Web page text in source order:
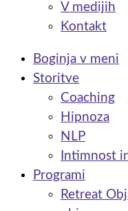
V medijih
Kontakt
Boginja v meni
Storitve
Coaching
Hipnoza
NLP
Intimnost
Programi
Retreat